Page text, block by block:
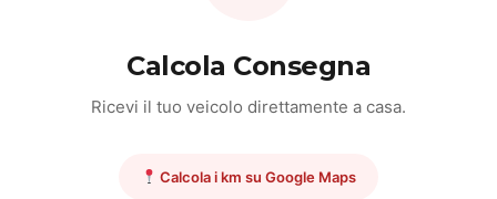
pubblicati nei diversi portali web.
dello specifico veicolo.Motor Markets.r.l.
acquisto verrà perfezionata all'interno dei locali
Calcola Consegna
Ricevi il tuo veicolo direttamente a casa.
Calcola i km su Google Maps